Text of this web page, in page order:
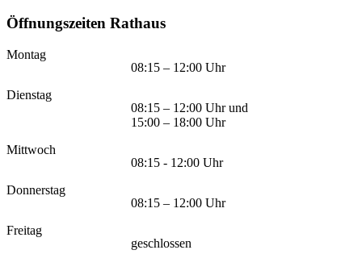
Öffnungszeiten Rathaus
Montag
08:15 – 12:00 Uhr
Dienstag
08:15 – 12:00 Uhr und
15:00 – 18:00 Uhr
Mittwoch
08:15 - 12:00 Uhr
Donnerstag
08:15 – 12:00 Uhr
Freitag
geschlossen